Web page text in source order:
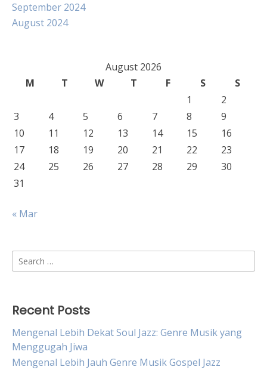
September 2024
August 2024
August 2026
M
T W T F S
S
1
2
3
4 5 6 7 8
9
10
11 12 13 14 15
16
17
18 19 20 21 22
23
24
25 26 27 28 29
30
31
« Mar
Search
for:
Recent Posts
Mengenal Lebih Dekat Soul Jazz: Genre Musik yang
Menggugah Jiwa
Mengenal Lebih Jauh Genre Musik Gospel Jazz